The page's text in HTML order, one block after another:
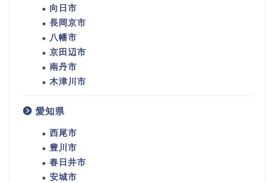
向日市
長岡京市
八幡市
京田辺市
南丹市
木津川市
愛知県
西尾市
豊川市
春日井市
安城市